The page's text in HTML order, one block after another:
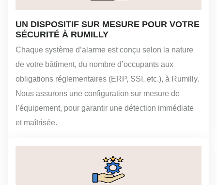
UN DISPOSITIF SUR MESURE POUR VOTRE
SÉCURITÉ À RUMILLY
Chaque système d’alarme est conçu selon la nature
de votre bâtiment, du nombre d’occupants aux
obligations réglementaires (ERP, SSI, etc.), à Rumilly.
Nous assurons une configuration sur mesure de
l’équipement, pour garantir une détection immédiate
et maîtrisée.